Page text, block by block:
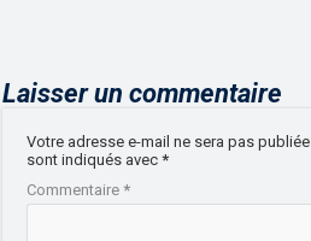
Laisser un commentaire
Votre adresse e-mail ne sera pas publiée.
sont indiqués avec*
Commentaire*